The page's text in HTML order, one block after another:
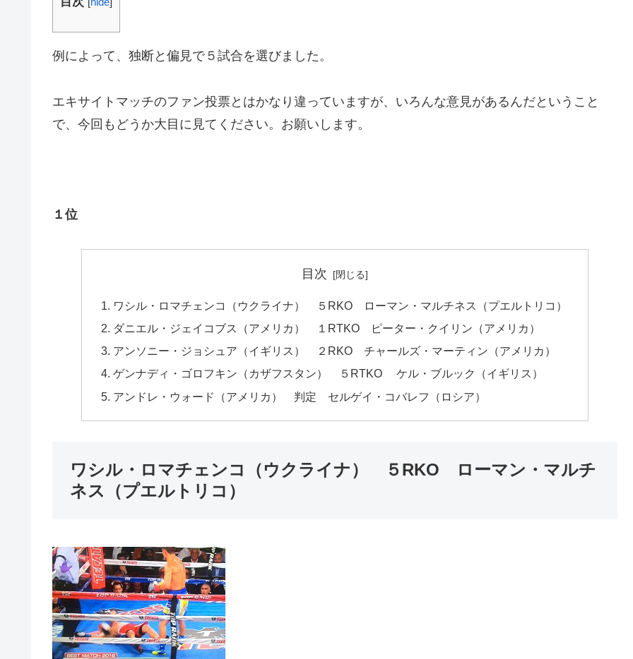
例によって、独断と偏見で５試合を選びました。
エキサイトマッチのファン投票とはかなり違っていますが、いろんな意見があるんだということ
で、今回もどうか大目に見てください。お願いします。
１位
目次
ワシル・ロマチェンコ（ウクライナ） ５RKO ローマン・マルチネス（プエルトリコ）
ダニエル・ジェイコブス（アメリカ） １RTKO ピーター・クイリン（アメリカ）
アンソニー・ジョシュア（イギリス） ２RKO チャールズ・マーティン（アメリカ）
ゲンナディ・ゴロフキン（カザフスタン） ５RTKO ケル・ブルック（イギリス）
アンドレ・ウォード（アメリカ） 判定 セルゲイ・コバレフ（ロシア）
ワシル・ロマチェンコ（ウクライナ） ５RKO ローマン・マルチ
ネス（プエルトリコ）